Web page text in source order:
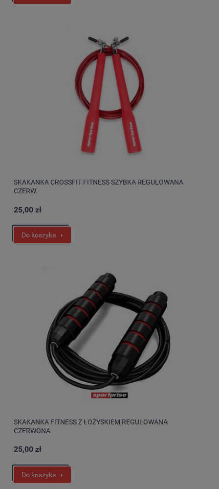
SKAKANKA CROSSFIT FITNESS SZYBKA REGULOWANA
CZERW.
25,00 zł
Do koszyka
SKAKANKA FITNESS Z ŁOŻYSKIEM REGULOWANA
CZERWONA
25,00 zł
Do koszyka